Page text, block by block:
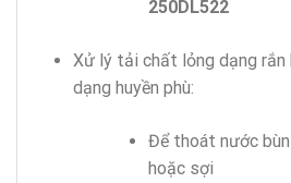
250DL522
Xử lý tải chất lỏng dạng rắn
dạng huyền phù:
Để thoát nước
hoặc sợi